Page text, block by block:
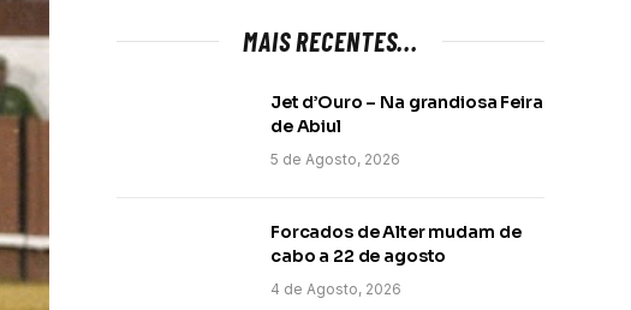
MAIS RECENTES...
Jet d’Ouro – Na grandiosa Feira
de Abiul
5 de Agosto, 2026
Forcados de Alter mudam de
cabo a 22 de agosto
4 de Agosto, 2026